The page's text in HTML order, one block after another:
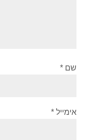
שם *
אימייל *